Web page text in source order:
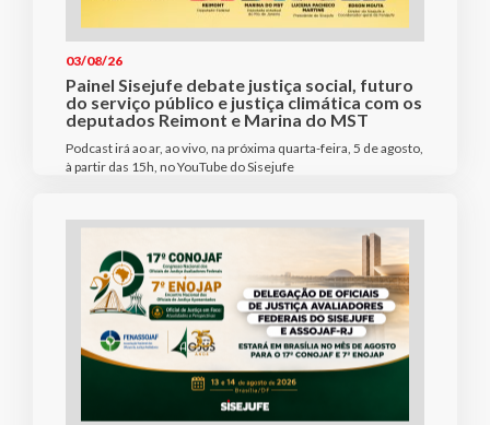
03/08/26
Painel Sisejufe debate justiça social, futuro
do serviço público e justiça climática com os
deputados Reimont e Marina do MST
Podcast irá ao ar, ao vivo, na próxima quarta-feira, 5 de agosto,
à partir das 15h, no YouTube do Sisejufe